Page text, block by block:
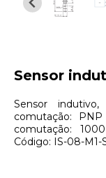
Sensor
Sensor
comutação:
comutação:
Código: IS-08-M1-